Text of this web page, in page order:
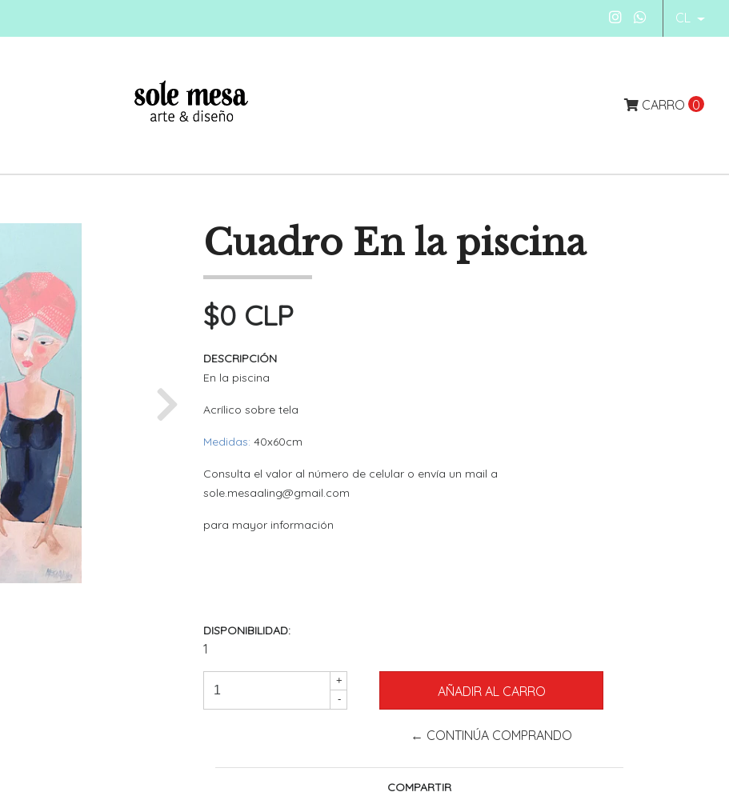
CL
CARRO 0
Next
Cuadro En la piscina
$0 CLP
DESCRIPCIÓN
En la piscina
Acrílico sobre tela
Medidas: 40x60cm
Consulta el valor al número de celular o envía un mail a
sole.mesaaling@gmail.com
para mayor información
DISPONIBILIDAD:
1
+
-
← CONTINÚA COMPRANDO
COMPARTIR